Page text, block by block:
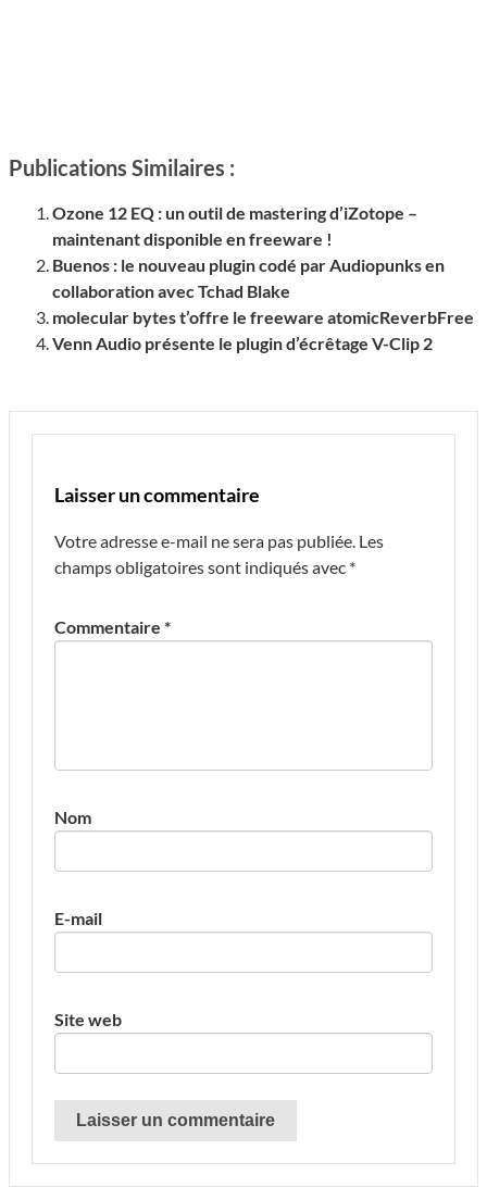
Publications Similaires :
Ozone 12 EQ : un outil de mastering d’iZotope –
maintenant disponible en freeware !
Buenos : le nouveau plugin codé par Audiopunks en
collaboration avec Tchad Blake
molecular bytes t’offre le freeware atomicReverbFree
Venn Audio présente le plugin d’écrêtage V-Clip 2
Laisser un commentaire
Votre adresse e-mail ne sera pas publiée. Les
champs obligatoires sont indiqués avec *
Commentaire *
Nom
E-mail
Site web